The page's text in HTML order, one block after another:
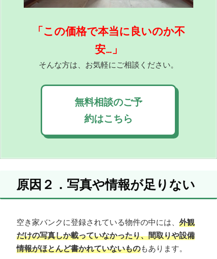
「この価格で本当に良いのか不
安…」
そんな方は、お気軽にご相談ください。
無料相談のご予
約はこちら
原因２．写真や情報が足りない
空き家バンクに登録されている物件の中には、 外観
だけの写真しか載っていなかったり、間取りや設備
情報がほとんど書かれていないものもあります。